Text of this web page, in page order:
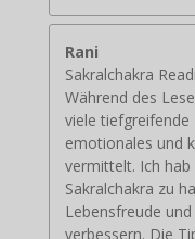
Rani
Sakralchakra
Während des
viele tiefgreifende
emotionales und
vermittelt. Ich
Sakralchakra zu
Lebensfreude
verbessern. Die